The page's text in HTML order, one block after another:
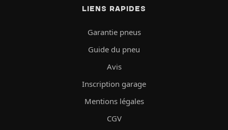
LIENS RAPIDES
Garantie pneus
Guide du pneu
Avis
Inscription garage
Mentions légales
CGV